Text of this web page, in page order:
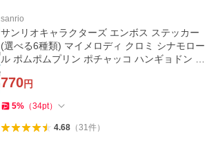
sanrio
サンリオキャラクターズ エンボス ステッカー
(選べる6種類) マイメロディ クロミ シナモロー
ル ポムポムプリン ポチャッコ ハンギョドン エ
770円
5% （34pt）
4.68（31件）